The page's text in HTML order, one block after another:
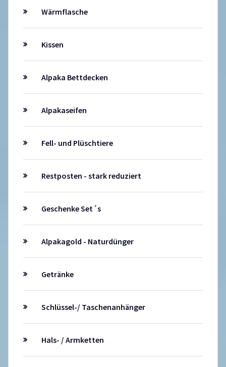
Wärmflasche
Kissen
Alpaka Bettdecken
Alpakaseifen
Fell- und Plüschtiere
Restposten - stark reduziert
Geschenke Set´s
Alpakagold - Naturdünger
Getränke
Schlüssel-/ Taschenanhänger
Hals- / Armketten